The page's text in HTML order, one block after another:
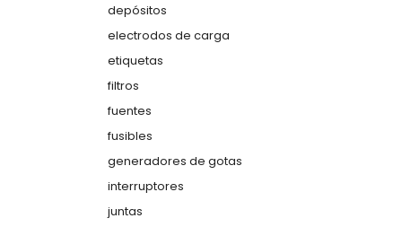
depósitos
electrodos de carga
etiquetas
filtros
fuentes
fusibles
generadores de gotas
interruptores
juntas